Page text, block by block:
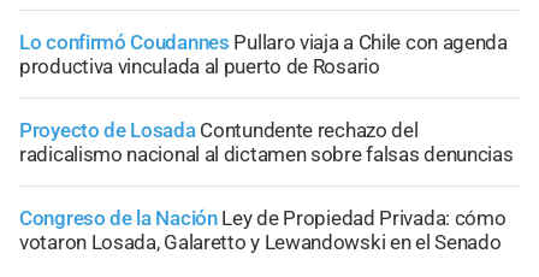
Lo confirmó Coudannes Pullaro viaja a Chile con agenda
productiva vinculada al puerto de Rosario
Proyecto de Losada Contundente rechazo del
radicalismo nacional al dictamen sobre falsas denuncias
Congreso de la Nación Ley de Propiedad Privada: cómo
votaron Losada, Galaretto y Lewandowski en el Senado